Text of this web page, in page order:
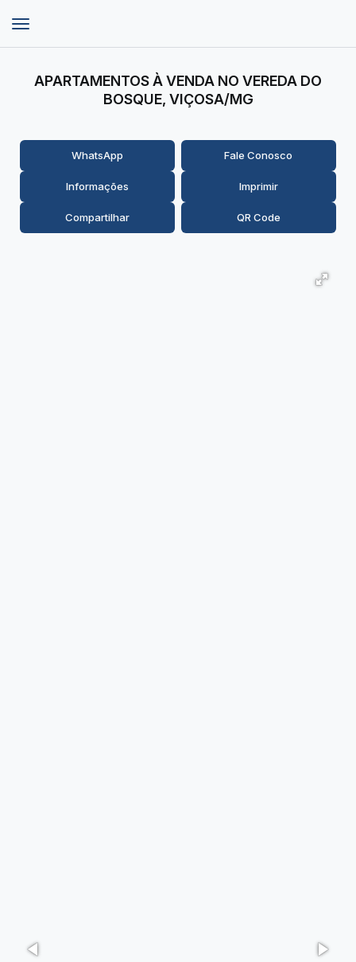
APARTAMENTOS À VENDA NO VEREDA DO
BOSQUE, VIÇOSA/MG
WhatsApp Fale Conosco
Informações Imprimir
Compartilhar QR Code